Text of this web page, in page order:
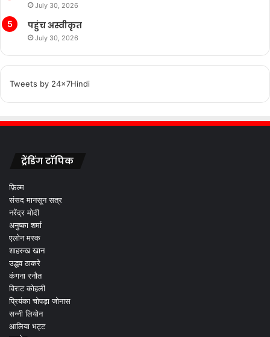
July 30, 2026
पहुंच अस्वीकृत
July 30, 2026
Tweets by 24x7Hindi
ट्रेंडिंग टॉपिक
फ़िल्म
संसद मानसून सत्र
नरेंद्र मोदी
अनुष्का शर्मा
एलोन मस्क
शाहरुख खान
उद्धव ठाकरे
कंगना रनौत
विराट कोहली
प्रियंका चोपड़ा जोनास
सन्नी लियोन
आलिया भट्ट